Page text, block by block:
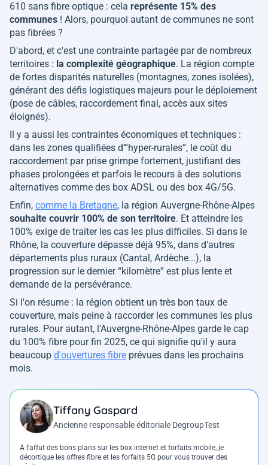
610 sans fibre optique : cela représente 15% des
communes ! Alors, pourquoi autant de communes ne sont
pas fibrées ?
D'abord, et c'est une contrainte partagée par de nombreux
territoires : la complexité géographique. La région compte
de fortes disparités naturelles (montagnes, zones isolées),
générant des défis logistiques majeurs pour le déploiement
(pose de câbles, raccordement final, accès aux sites
éloignés).
Il y a aussi les contraintes économiques et techniques :
dans les zones qualifiées d’“hyper-rurales”, le coût du
raccordement par prise grimpe fortement, justifiant des
phases prolongées et parfois le recours à des solutions
alternatives comme des box ADSL ou des box 4G/5G.
Enfin, comme la Bretagne, la région Auvergne-Rhône-Alpes
souhaite couvrir 100% de son territoire. Et atteindre les
100% exige de traiter les cas les plus difficiles. Si dans le
Rhône, la couverture dépasse déjà 95%, dans d’autres
départements plus ruraux (Cantal, Ardèche...), la
progression sur le dernier “kilomètre” est plus lente et
demande de la persévérance.
Si l'on résume : la région obtient un très bon taux de
couverture, mais peine à raccorder les communes les plus
rurales. Pour autant, l'Auvergne-Rhône-Alpes garde le cap
du 100% fibre pour fin 2025, ce qui signifie qu'il y aura
beaucoup d'ouvertures fibre prévues dans les prochains
mois.
Tiffany Gaspard
Ancienne responsable éditoriale DegroupTest
A l'affut des bons plans sur les box internet et forfaits mobile, je
décortique les offres fibre et les forfaits 5G pour vous trouver des